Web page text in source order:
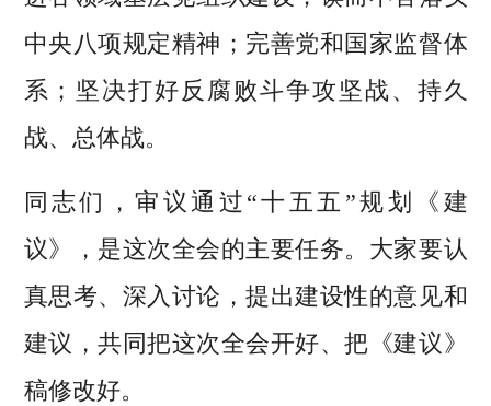
中央八项规定精神；完善党和国家监督体
系；坚决打好反腐败斗争攻坚战、持久
战、总体战。
同志们，审议通过“十五五”规划《建
议》，是这次全会的主要任务。大家要认
真思考、深入讨论，提出建设性的意见和
建议，共同把这次全会开好、把《建议》
稿修改好。